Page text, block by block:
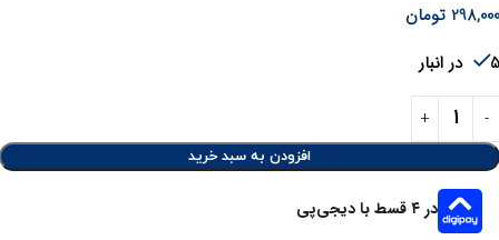
تومان
افزودن به سبد خرید
در ۴ قسط با دیجی‌پی